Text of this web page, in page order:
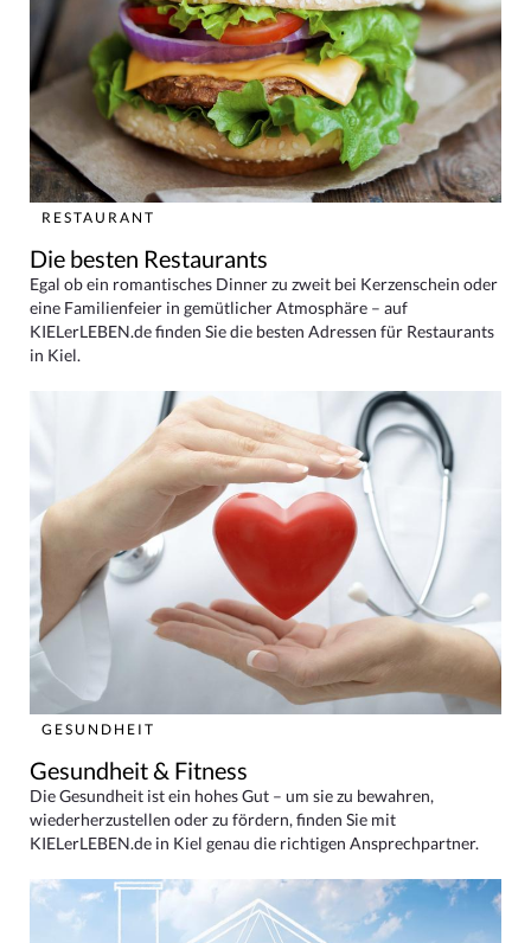
RESTAURANT
Die besten Restaurants
Egal ob ein romantisches Dinner zu zweit bei Kerzenschein oder
eine Familienfeier in gemütlicher Atmosphäre – auf
KIELerLEBEN.de finden Sie die besten Adressen für Restaurants
in Kiel.
GESUNDHEIT
Gesundheit & Fitness
Die Gesundheit ist ein hohes Gut – um sie zu bewahren,
wiederherzustellen oder zu fördern, finden Sie mit
KIELerLEBEN.de in Kiel genau die richtigen Ansprechpartner.